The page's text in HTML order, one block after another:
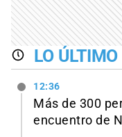
LO ÚLTIMO
12:36
Más de 300
encuentro de